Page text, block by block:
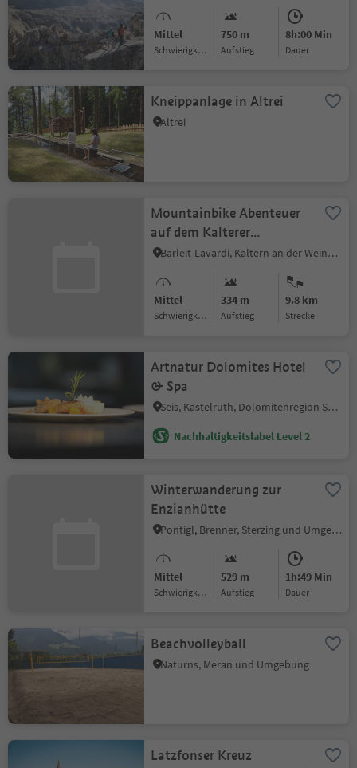
Mittel
Schwierigkeitsgrad
750 m
Aufstieg
8h:00 Min
Dauer
Kneippanlage in Altrei
Altrei
Mountainbike Abenteuer
auf dem Kalterer
Höhenweg
Barleit-Lavardi, Kaltern an der Weinstraße, Südtiroler Weinstraße
Mittel
Schwierigkeitsgrad
334 m
Aufstieg
9.8 km
Strecke
Artnatur Dolomites Hotel
& Spa
Seis, Kastelruth, Dolomitenregion Seiser Alm
Nachhaltigkeitslabel Level 2
Winterwanderung zur
Enzianhütte
Pontigl, Brenner, Sterzing und Umgebung
Mittel
Schwierigkeitsgrad
529 m
Aufstieg
1h:49 Min
Dauer
Beachvolleyball
Naturns, Meran und Umgebung
Latzfonser Kreuz